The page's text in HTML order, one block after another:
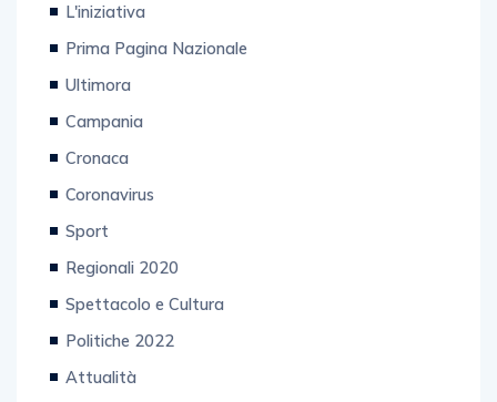
L'iniziativa
Prima Pagina Nazionale
Ultimora
Campania
Cronaca
Coronavirus
Sport
Regionali 2020
Spettacolo e Cultura
Politiche 2022
Attualità